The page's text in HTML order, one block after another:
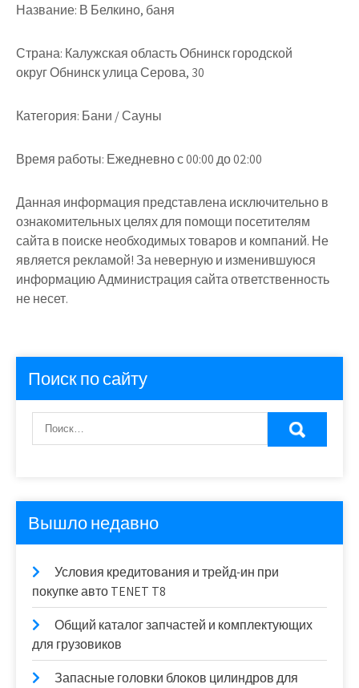
Название: В Белкино, баня
Страна: Калужская область Обнинск городской
округ Обнинск улица Серова, 30
Категория: Бани / Сауны
Время работы: Ежедневно с 00:00 до 02:00
Данная информация представлена исключительно в
ознакомительных целях для помощи посетителям
сайта в поиске необходимых товаров и компаний. Не
является рекламой! За неверную и изменившуюся
информацию Администрация сайта ответственность
не несет.
Поиск по сайту
Вышло недавно
Условия кредитования и трейд-ин при
покупке авто TENET T8
Общий каталог запчастей и комплектующих
для грузовиков
Запасные головки блоков цилиндров для